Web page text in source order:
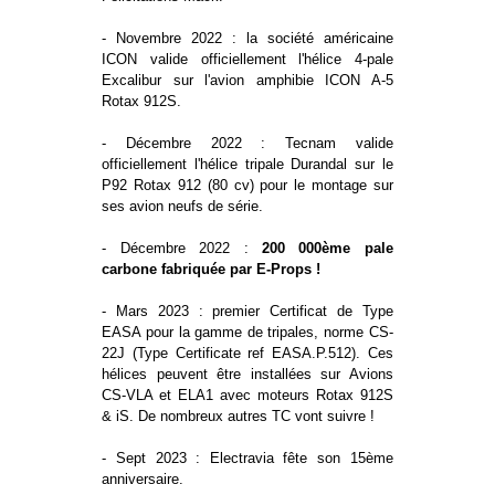
- Novembre 2022 : la société américaine
ICON valide officiellement l'hélice 4-pale
Excalibur sur l'avion amphibie ICON A-5
Rotax 912S.
- Décembre 2022 : Tecnam valide
officiellement l'hélice tripale Durandal sur le
P92 Rotax 912 (80 cv) pour le montage sur
ses avion neufs de série.
- Décembre 2022 : 200 000ème pale
carbone fabriquée par E-Props !
- Mars 2023 : premier Certificat de Type
EASA pour la gamme de tripales, norme CS-
22J (Type Certificate ref EASA.P.512). Ces
hélices peuvent être installées sur Avions
CS-VLA et ELA1 avec moteurs Rotax 912S
& iS. De nombreux autres TC vont suivre !
- Sept 2023 : Electravia fête son 15ème
anniversaire.